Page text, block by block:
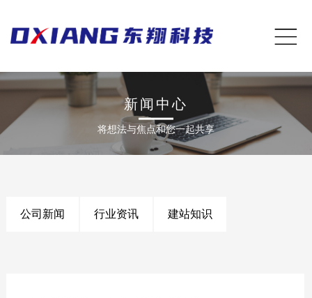
新闻中心
将想法与焦点和您一起共享
公司新闻 行业资讯 建站知识